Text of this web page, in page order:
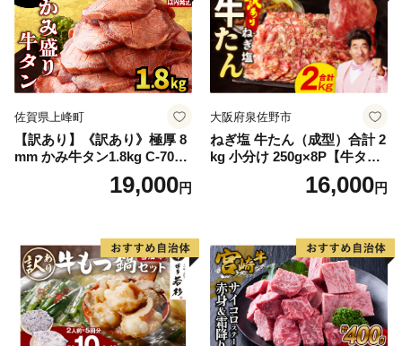
佐賀県上峰町
【訳あり】《訳あり》極厚 8
mm かみ牛タン1.8kg C-709-
19,000円
大阪府泉佐野市
ねぎ塩 牛たん（成型）合計 2
kg 小分け 250g×8P【牛タン
牛肉 焼肉用 薄切り 訳あり サ
16,000円